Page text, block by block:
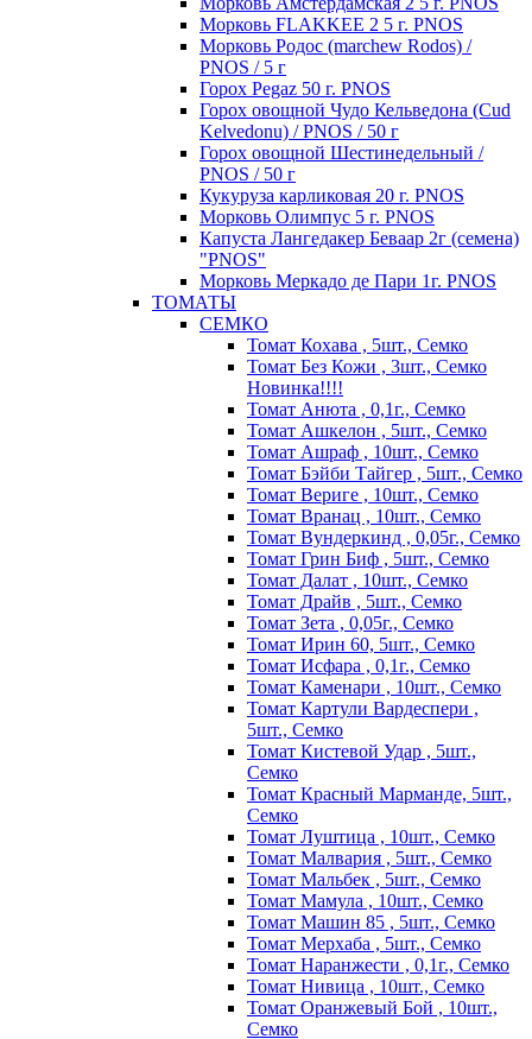
Морковь FLAKKEE 2 5 г. PNOS
Морковь Родос (marchew Rodos) /
PNOS / 5 г
Горох Pegaz 50 г. PNOS
Горох овощной Чудо Кельведона (Cud
Kelvedonu) / PNOS / 50 г
Горох овощной Шестинедельный /
PNOS / 50 г
Кукуруза карликовая 20 г. PNOS
Морковь Олимпус 5 г. PNOS
Капуста Лангедакер Беваар 2г (семена)
"PNOS"
Морковь Меркадо де Пари 1г. PNOS
ТОМАТЫ
СЕМКО
Томат Кохава , 5шт., Семко
Томат Без Кожи , 3шт., Семко
Новинка!!!!
Томат Анюта , 0,1г., Семко
Томат Ашкелон , 5шт., Семко
Томат Ашраф , 10шт., Семко
Томат Бэйби Тайгер , 5шт., Семко
Томат Вериге , 10шт., Семко
Томат Вранац , 10шт., Семко
Томат Вундеркинд , 0,05г., Семко
Томат Грин Биф , 5шт., Семко
Томат Далат , 10шт., Семко
Томат Драйв , 5шт., Семко
Томат Зета , 0,05г., Семко
Томат Ирин 60, 5шт., Семко
Томат Исфара , 0,1г., Семко
Томат Каменари , 10шт., Семко
Томат Картули Вардеспери ,
5шт., Семко
Томат Кистевой Удар , 5шт.,
Семко
Томат Красный Марманде, 5шт.,
Семко
Томат Луштица , 10шт., Семко
Томат Малвария , 5шт., Семко
Томат Мальбек , 5шт., Семко
Томат Мамула , 10шт., Семко
Томат Машин 85 , 5шт., Семко
Томат Мерхаба , 5шт., Семко
Томат Наранжести , 0,1г., Семко
Томат Нивица , 10шт., Семко
Томат Оранжевый Бой , 10шт.,
Семко